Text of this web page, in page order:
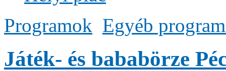
Programok Egyéb
Játék- és bababörze